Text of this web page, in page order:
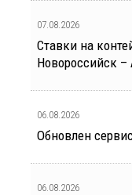
07.08.2026
Ставки на
Новороссийск –
06.08.2026
Обновлен
06.08.2026